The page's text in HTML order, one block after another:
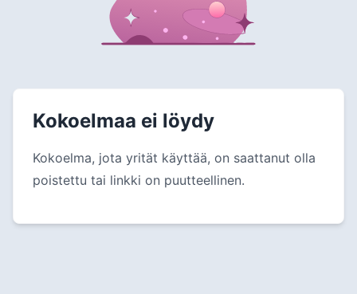
Kokoelmaa ei löydy
Kokoelma, jota yrität käyttää, on saattanut olla
poistettu tai linkki on puutteellinen.